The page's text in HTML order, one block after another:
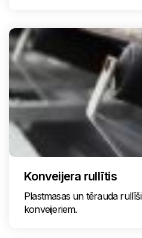
Konveijera rullītis
Plastmasas un tērauda
konveijeriem.